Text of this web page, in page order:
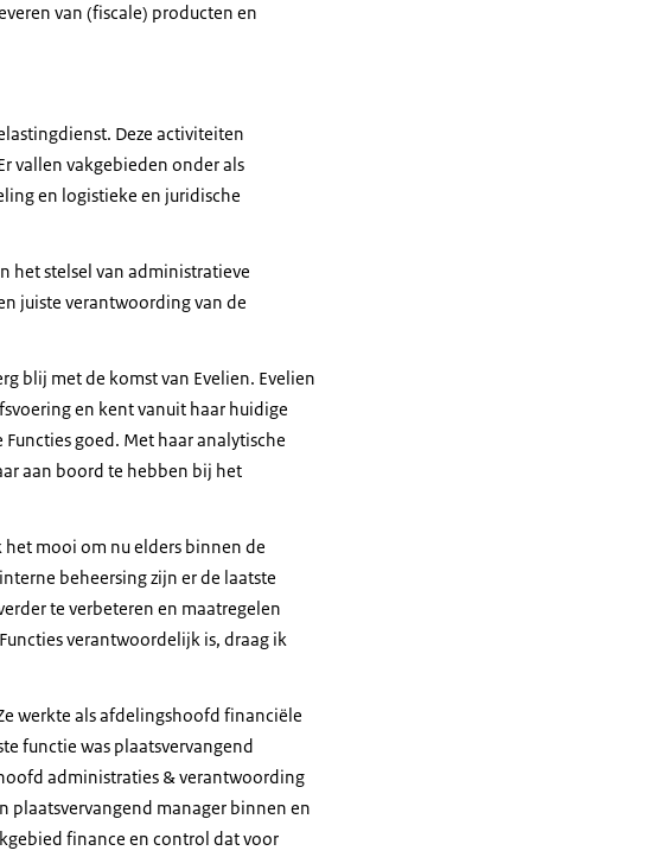
van (fiscale) producten en
Deze activiteiten
vallen vakgebieden onder als
en logistieke en juridische
het stelsel van administratieve
juiste verantwoording van de
blij met de komst van Evelien. Evelien
en kent vanuit haar huidige
goed. Met haar analytische
aan boord te hebben bij het
het mooi om nu elders binnen de
beheersing zijn er de laatste
te verbeteren en maatregelen
verantwoordelijk is, draag ik
werkte als afdelingshoofd financiële
functie was plaatsvervangend
administraties & verantwoording
plaatsvervangend manager binnen en
finance en control dat voor